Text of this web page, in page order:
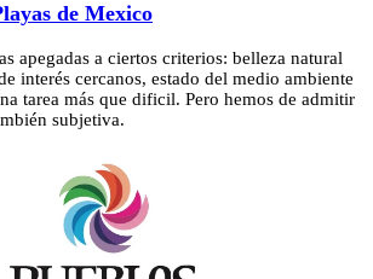
de Mexico
apegadas a ciertos criterios: belleza natural
interés cercanos, estado del medio ambiente
tarea más que dificil. Pero hemos de admitir
subjetiva.